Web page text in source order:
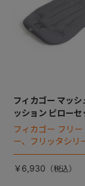
フィカゴー マッシ
ッション ピローセ
フィカゴー フリー
ー、フリッタシリ
ットカートマット
￥6,930